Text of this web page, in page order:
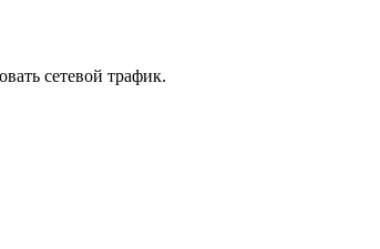
сетевой трафик.